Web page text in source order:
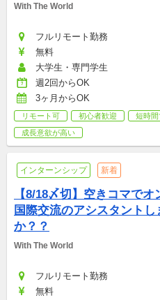
With The World
フルリモート勤務
無料
大学生・専門学生
週2回からOK
3ヶ月からOK
リモート可 初心者歓迎 短時
成長意欲が高い
インターンシップ 新着
【8/18〆切】空きコマでオ
国際交流のアシスタントし
か？？
With The World
フルリモート勤務
無料